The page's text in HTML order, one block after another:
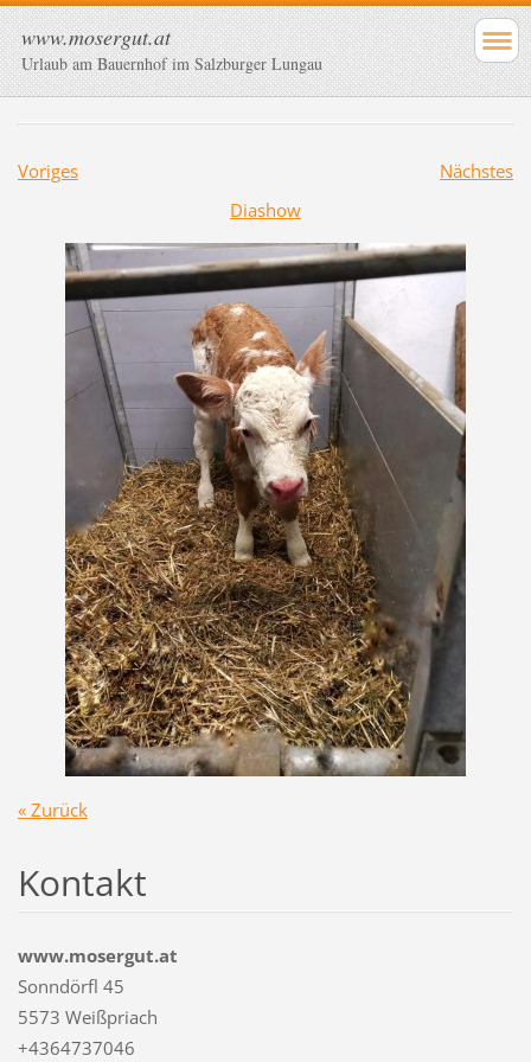
www.mosergut.at
Urlaub am Bauernhof im Salzburger Lungau
Voriges
Nächstes
Diashow
« Zurück
Kontakt
www.mosergut.at
Sonndörfl 45
5573 Weißpriach
+4364737046